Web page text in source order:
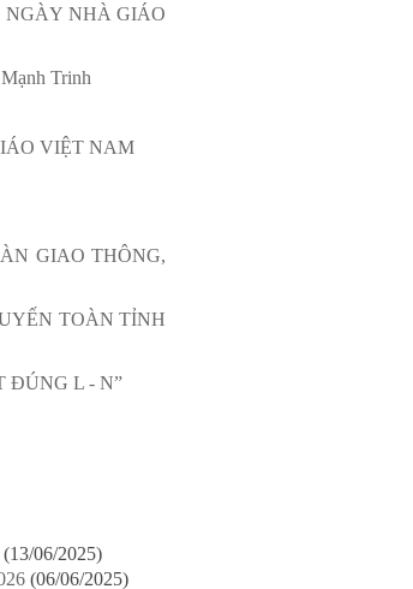
NGÀY NHÀ GIÁO
Trinh
VIỆT NAM
GIAO THÔNG,
TOÀN TỈNH
ĐÚNG L - N”
(13/06/2025)
(06/06/2025)